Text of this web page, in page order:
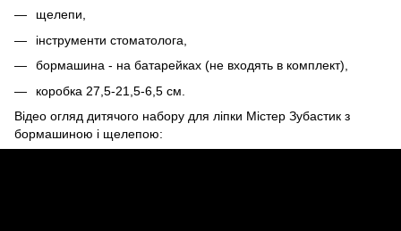
щелепи,
інструменти стоматолога,
бормашина - на батарейках (не входять в комплект),
коробка 27,5-21,5-6,5 см.
Відео огляд дитячого набору для ліпки Містер Зубастик з
бормашиною і щелепою: